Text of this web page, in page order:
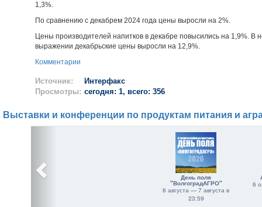
1,3%.
По сравнению с декабрем 2024 года цены выросли на 2%.
Цены производителей напитков в декабре повысились на 1,9%. В
выражении декабрьские цены выросли на 12,9%.
Комментарии
Источник:
Интерфакс
Просмотры: сегодня: 1, всего: 356
Выставки и конференции по продуктам питания и
День поля
"ВолгоградАГРО"
6 августа — 7 августа в
23:59
6